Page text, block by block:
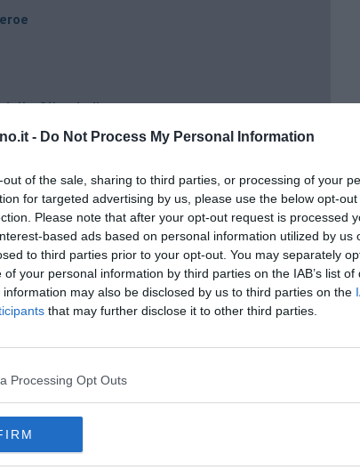
- Do Not Process My Personal Information
out of the sale, sharing to third parties, or processing of your
for targeted advertising by us, please use the below opt-
Please note that after your opt-out request is processed
based ads based on personal information utilized by us
to third parties prior to your opt-out. You may separately
your personal information by third parties on the IAB’s list of
may also be disclosed by us to third parties on the
that may further disclose it to other third parties.
Processing Opt Outs
Olimpiadi
sanno Draghi e Speranza?
fidare?
la soluzione
d'Arco
mascherine